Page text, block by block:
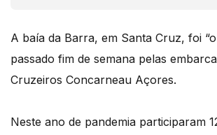
A baía da Barra, em Santa Cruz, foi
passado fim de semana pelas
Cruzeiros Concarneau Açores.
Neste ano de pandemia participaram